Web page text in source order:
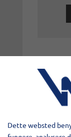
Dette websted